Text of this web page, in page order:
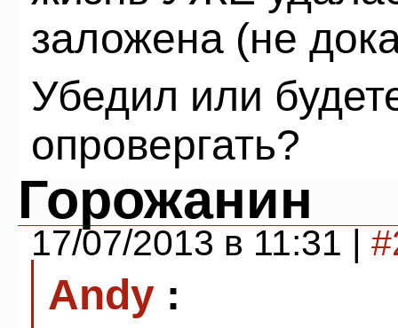
заложена (не
Убедил или
опровергать?
Горожанин
17/07/2013 в 11:31 |
Andy :